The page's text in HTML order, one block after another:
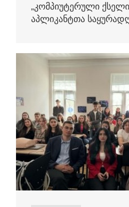
„კომპიუტერული ქსელი
აპლიკანტთა